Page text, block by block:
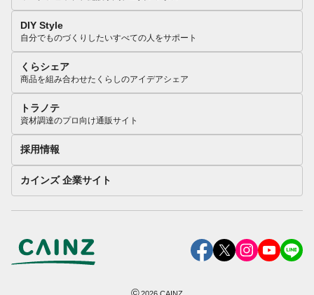
DIY Style
自分でものづくりしたいすべての人をサポート
くらシェア
商品を組み合わせたくらしのアイデアシェア
トラノテ
資材調達のプロ向け通販サイト
採用情報
カインズ 企業サイト